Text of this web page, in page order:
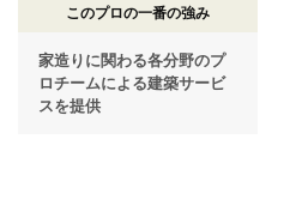
このプロの一番の強み
家造りに関わる各分野のプ
ロチームによる建築サービ
スを提供